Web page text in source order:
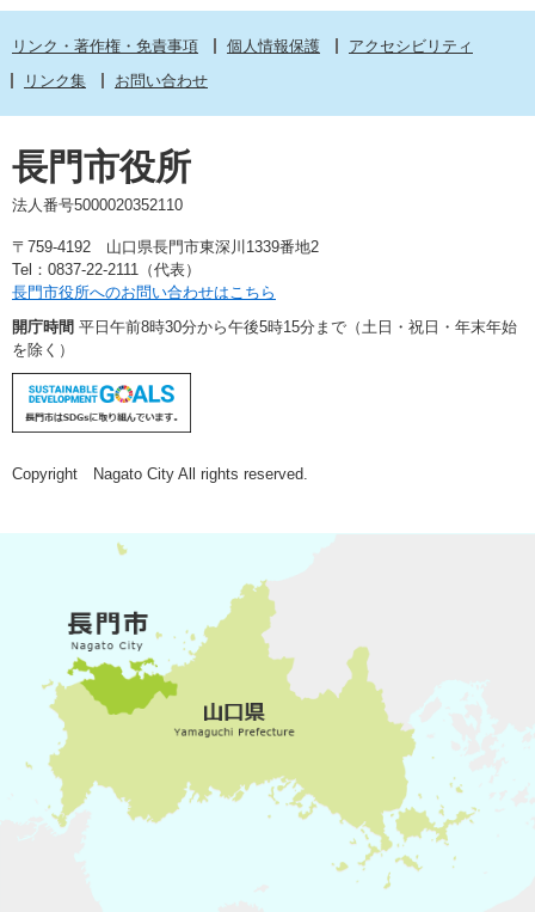
リンク・著作権・免責事項 個人情報保護
アクセシビリティ
リンク集
お問い合わせ
長門市役所
法人番号5000020352110
〒759-4192 山口県長門市東深川1339番地2
Tel：0837-22-2111（代表）
長門市役所へのお問い合わせはこちら
開庁時間 平日午前8時30分から午後5時15分まで（土日・祝日・年末年始
を除く）
Copyright Nagato City All rights reserved.